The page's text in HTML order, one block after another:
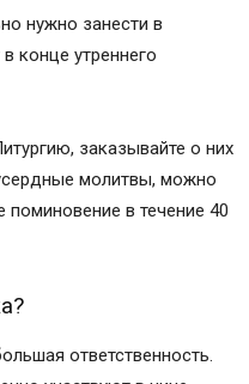
нужно занести в
конце утреннего
заказывайте о них
молитвы, можно
в течение 40
ответственность.